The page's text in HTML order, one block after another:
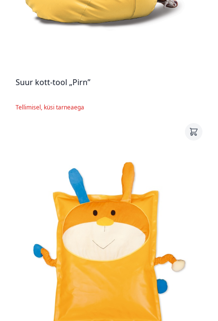
Suur kott-tool „Pirn”
Tellimisel, küsi tarneaega